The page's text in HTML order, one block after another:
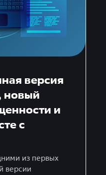
версия
новый
и
с
из первых
версии